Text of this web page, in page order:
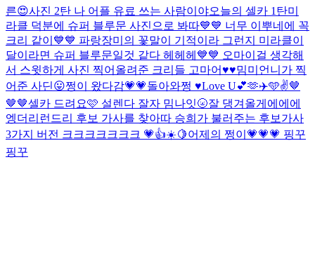
른😍사진 2탄 나 어플 유료 쓰는 사람이야오늘의 셀카 1탄미
라클 덕분에 슈퍼 블루문 사진으로 봐따💙💙 너무 이뿌네에 꼭
크리 같이💙💙 파랑장미의 꽃말이 기적이라 그런지 미라클이
달이라면 슈퍼 블루문일것 같다 헤헤헤💙💙 오마이걸 생각해
서 스윗하게 사진 찍어올려준 크리들 고마어♥♥밈미언니가 찍
어준 사딘😛쩡이 왔다감💗💗돌아와쩡 ♥Love U💕🫶✈️🩵✌️🤎
🤎🤎셀카 드려요🩷 설렌다 잘자 밈나잇🌝잘 댕겨올게에에에
엥더리런드리 후보 가사를 찾아따 승희가 불러주는 후보가사
3가지 버전 크크크크크크크 💗👍☀️🍋어제의 쩡이💗💗💗 핑꾸
핑꾸